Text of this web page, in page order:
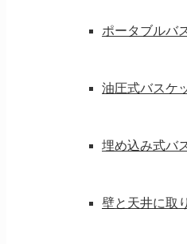
ポータブルバ
油圧式バスケ
埋め込み式バ
壁と天井に取